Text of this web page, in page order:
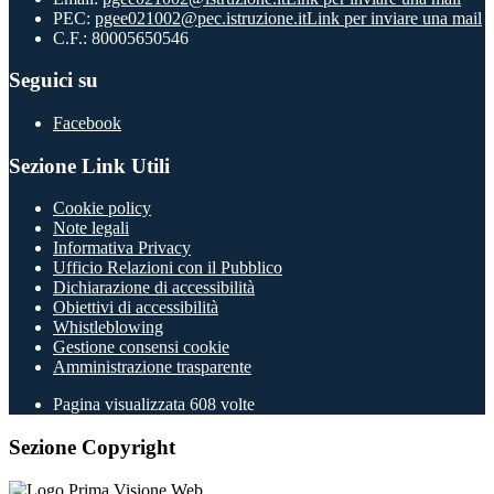
PEC: pgee021002@pec.istruzione.itLink per inviare una mail
C.F.: 80005650546
Seguici su
Facebook
Sezione Link Utili
Cookie policy
Note legali
Informativa Privacy
Ufficio Relazioni con il Pubblico
Dichiarazione di accessibilità
Obiettivi di accessibilità
Whistleblowing
Gestione consensi cookie
Amministrazione trasparente
Pagina visualizzata 608 volte
Sezione Copyright